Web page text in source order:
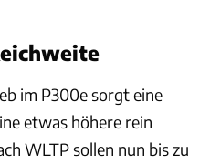
im P300e sorgt eine
etwas höhere rein
WLTP sollen nun bis zu